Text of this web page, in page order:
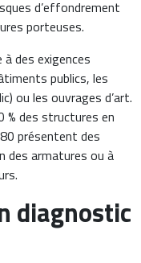
d’effondrement
porteuses.
des exigences
publics, les
ou les ouvrages d’art.
% des structures en
présentent des
des armatures ou à
diagnostic